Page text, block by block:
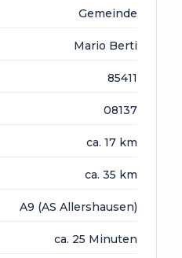
Gemeinde
Mario Berti
85411
08137
ca. 17 km
ca. 35 km
A9 (AS Allershausen)
ca. 25 Minuten